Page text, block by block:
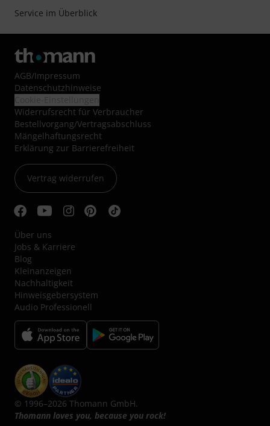
Service im Überblick
AGB/Impressum
Datenschutzhinweise
Widerrufsrecht für Verbraucher
Bestellvorgang/Vertragsabschluss
Mängelhaftungsrecht
Erklärung zur Barrierefreiheit
Vertrag widerrufen
Über uns
Jobs & Karriere
Blog
Kleinanzeigen
Nachhaltigkeit
Hinweisgebersystem
Audio Professionell
© 1996–2026 Thomann GmbH.
Thomann loves you, because you rock!